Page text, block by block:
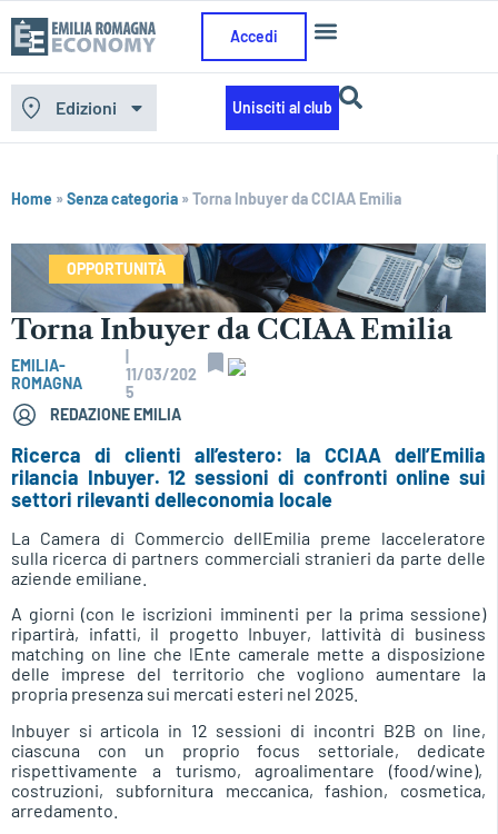
Accedi
Edizioni Unisciti al club
Home »Senza categoria »Torna Inbuyer da CCIAA Emilia
OPPORTUNITÀ
Torna Inbuyer da CCIAA Emilia
EMILIA-
ROMAGNA
11/03/202
5
REDAZIONE EMILIA
Ricerca di clienti all’estero: la CCIAA dell’Emilia
rilancia Inbuyer. 12 sessioni di confronti online sui
settori rilevanti delleconomia locale
La Camera di Commercio dellEmilia preme lacceleratore
sulla ricerca di partners commerciali stranieri da parte delle
aziende emiliane.
A giorni (con le iscrizioni imminenti per la prima sessione)
ripartirà, infatti, il progetto Inbuyer, lattività di business
matching on line che lEnte camerale mette a disposizione
delle imprese del territorio che vogliono aumentare la
propria presenza sui mercati esteri nel 2025.
Inbuyer si articola in 12 sessioni di incontri B2B on line,
ciascuna con un proprio focus settoriale, dedicate
rispettivamente a turismo, agroalimentare (food/wine),
costruzioni, subfornitura meccanica, fashion, cosmetica,
arredamento.